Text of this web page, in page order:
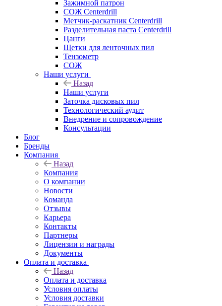
Зажимной патрон
СОЖ Centerdrill
Метчик-раскатник Centerdrill
Разделительная паста Centerdrill
Цанги
Щетки для ленточных пил
Тензометр
СОЖ
Наши услуги
Назад
Наши услуги
Заточка дисковых пил
Технологический аудит
Внедрение и сопровождение
Консультации
Блог
Бренды
Компания
Назад
Компания
О компании
Новости
Команда
Отзывы
Карьера
Контакты
Партнеры
Лицензии и награды
Документы
Оплата и доставка
Назад
Оплата и доставка
Условия оплаты
Условия доставки